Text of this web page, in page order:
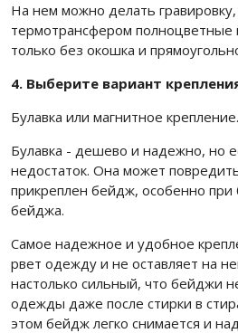
На нем можно делать гравировку,
термотрансфером
только без окошка и
4. Выберите вариант
Булавка или магнитное крепление.
Булавка - дешево и надежно, но
недостаток. Она может
прикреплен бейдж, особенно
бейджа.
Самое надежное и удобное
рвет одежду и не оставляет на
настолько сильный, что бейджи
одежды даже после стирки в
этом бейдж легко снимается и